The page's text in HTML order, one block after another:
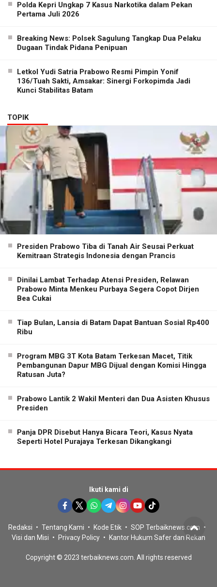
Polda Kepri Ungkap 7 Kasus Narkotika dalam Pekan
Pertama Juli 2026
Breaking News: Polsek Sagulung Tangkap Dua Pelaku
Dugaan Tindak Pidana Penipuan
Letkol Yudi Satria Prabowo Resmi Pimpin Yonif
136/Tuah Sakti, Amsakar: Sinergi Forkopimda Jadi
Kunci Stabilitas Batam
TOPIK
Presiden Prabowo Tiba di Tanah Air Seusai Perkuat
Kemitraan Strategis Indonesia dengan Prancis
Dinilai Lambat Terhadap Atensi Presiden, Relawan
Prabowo Minta Menkeu Purbaya Segera Copot Dirjen
Bea Cukai
Tiap Bulan, Lansia di Batam Dapat Bantuan Sosial Rp400
Ribu
Program MBG 3T Kota Batam Terkesan Macet, Titik
Pembangunan Dapur MBG Dijual dengan Komisi Hingga
Ratusan Juta?
Prabowo Lantik 2 Wakil Menteri dan Dua Asisten Khusus
Presiden
Panja DPR Disebut Hanya Bicara Teori, Kasus Nyata
Seperti Hotel Purajaya Terkesan Dikangkangi
Ikuti kami di
Redaksi Tentang Kami Kode Etik
SOP Terbaiknews.com
Visi dan Misi
Privacy Policy Kantor Hukum Safer dan Rekan
Copyright © 2023 terbaiknews.com. All rights reserved